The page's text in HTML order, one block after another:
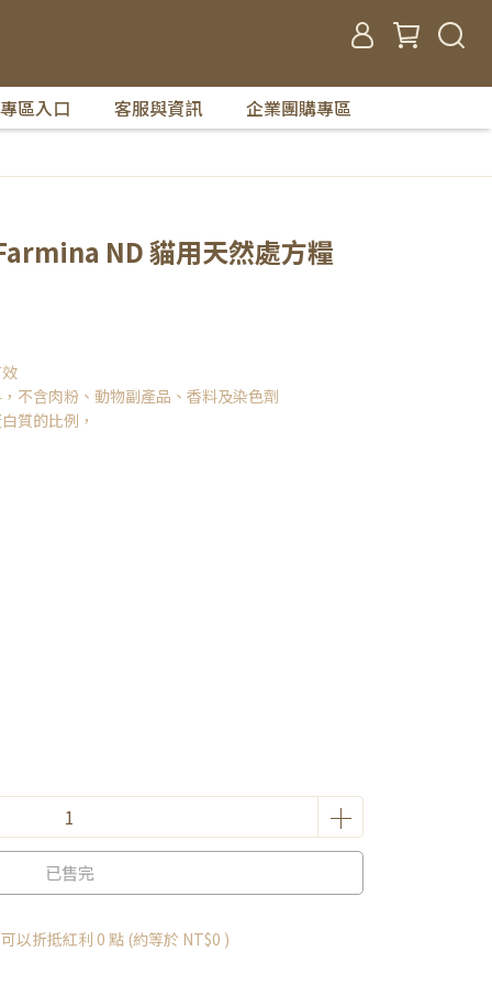
專區入口 客服與資訊 企業團購專區
ND 貓用天然處方糧
不含肉粉、動物副產品、香料及染色劑
質的比例，
已售完
以折抵紅利 0 點 (約等於 NT$0 )